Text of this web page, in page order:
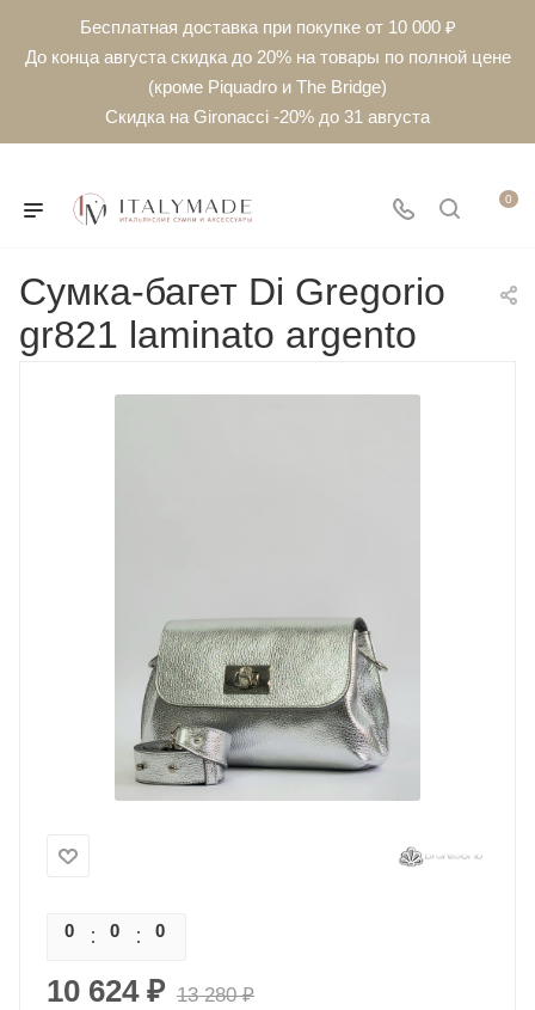
Бесплатная доставка при покупке от 10 000 ₽
До конца августа скидка до 20% на товары по полной цене
(кроме Piquadro и The Bridge)
Скидка на Gironacci -20% до 31 августа
0
Сумка-багет Di Gregorio
gr821 laminato argento
0 0 0
10 624₽ 13 280₽